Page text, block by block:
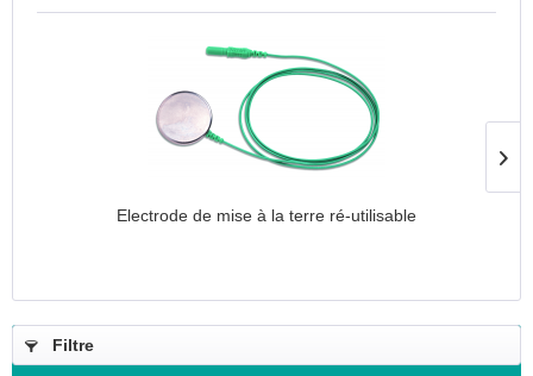
Electrode de mise à la terre ré-utilisable
Filtre